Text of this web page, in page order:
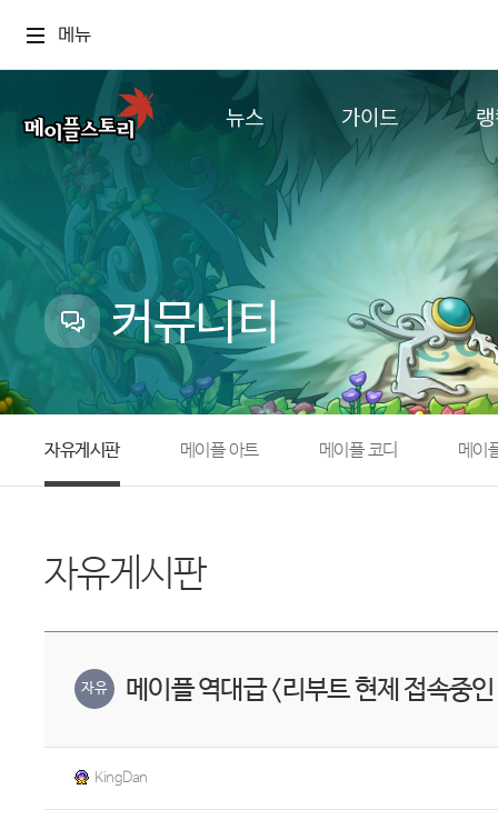
메뉴
뉴스
업데이트
이벤트
캐시샵 공지
메이플 알림판
with maple
가이드
추가정보
컨텐
커뮤니티
자유게시판 메이플 아트 메이플 코디 메이
자유게시판
자유 메이플 역대급 <리부트 현제 접속중
KingDan